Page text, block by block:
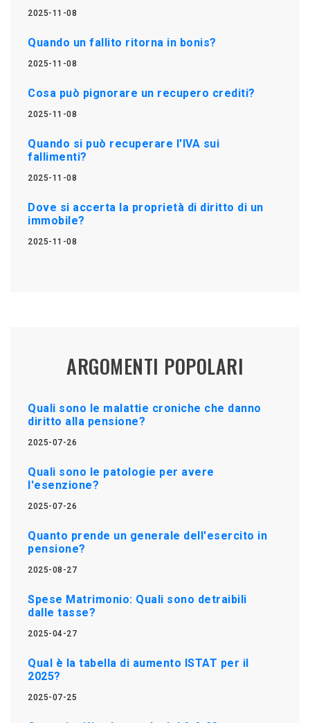
2025-11-08
Quando un fallito ritorna in bonis?
2025-11-08
Cosa può pignorare un recupero crediti?
2025-11-08
Quando si può recuperare l'IVA sui
fallimenti?
2025-11-08
Dove si accerta la proprietà di diritto di un
immobile?
2025-11-08
ARGOMENTI POPOLARI
Quali sono le malattie croniche che danno
diritto alla pensione?
2025-07-26
Quali sono le patologie per avere
l'esenzione?
2025-07-26
Quanto prende un generale dell'esercito in
pensione?
2025-08-27
Spese Matrimonio: Quali sono detraibili
dalle tasse?
2025-04-27
Qual è la tabella di aumento ISTAT per il
2025?
2025-07-25